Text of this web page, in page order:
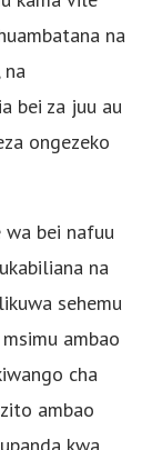
na
na
bei za juu au
ongezeko
wa bei nafuu
na
sehemu
ambao
cha
ambao